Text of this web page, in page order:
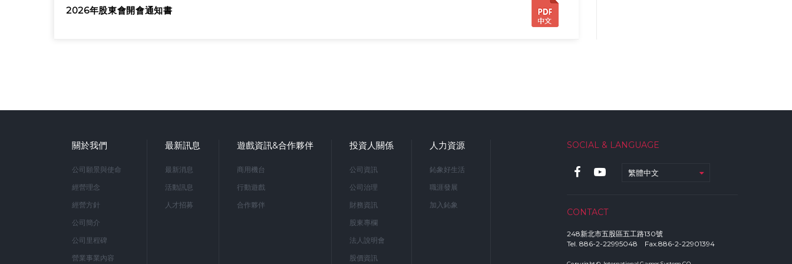
2026年股東會開會通知書
關於我們
公司願景與使命
經營理念
經營方針
公司簡介
公司里程碑
營業事業內容
最新訊息
最新消息
活動訊息
人才招募
遊戲資訊&合作夥伴
商用機台
行動遊戲
合作夥伴
投資人關係
公司資訊
公司治理
財務資訊
股東專欄
法人說明會
股價資訊
人力資源
鈊象好生活
職涯發展
加入鈊象
SOCIAL & LANGUAGE
繁體中文
CONTACT
248新北市五股區五工路130號
Tel. 886-2-22995048 Fax.886-2-22901394